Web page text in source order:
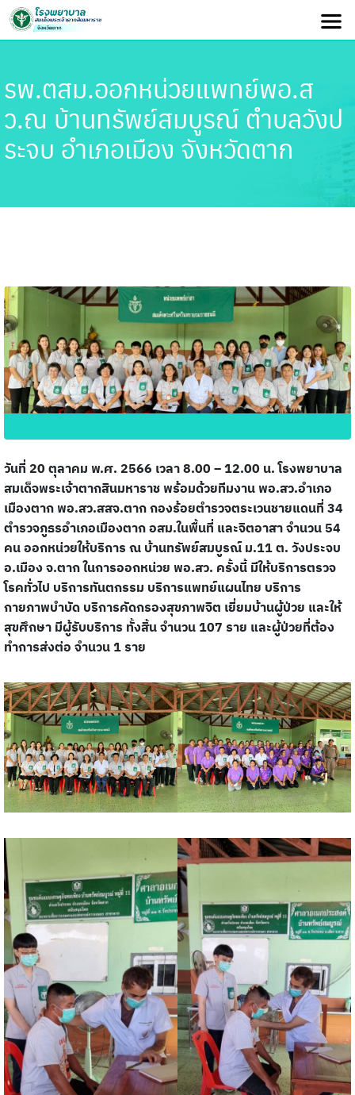
รพ.ตสม.ออกหน่วยแพทย์พอ.ส
ว.ณ บ้านทรัพย์สมบูรณ์ ตำบลวังป
ระจบ อำเภอเมือง จังหวัดตาก
วันที่ 20 ตุลาคม พ.ศ. 2566 เวลา 8.00 – 12.00 น. โรงพยาบาล
สมเด็จพระเจ้าตากสินมหาราช พร้อมด้วยทีมงาน พอ.สว.อำเภอ
เมืองตาก พอ.สว.สสจ.ตาก กองร้อยตำรวจตระเวนชายแดนที่ 34
ตำรวจภูธรอำเภอเมืองตาก อสม.ในพื้นที่ และจิตอาสา จำนวน 54
คน ออกหน่วยให้บริการ ณ บ้านทรัพย์สมบูรณ์ ม.11 ต. วังประจบ
อ.เมือง จ.ตาก ในการออกหน่วย พอ.สว. ครั้งนี้ มีให้บริการตรวจ
โรคทั่วไป บริการทันตกรรม บริการแพทย์แผนไทย บริการ
กายภาพบำบัด บริการคัดกรองสุขภาพจิต เยี่ยมบ้านผู้ป่วย และให้
สุขศึกษา มีผู้รับบริการ ทั้งสิ้น จำนวน 107 ราย และผู้ป่วยที่ต้อง
ทำการส่งต่อ จำนวน 1 ราย